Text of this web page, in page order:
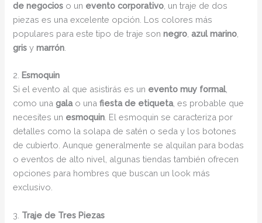
de negocios o un evento corporativo , un traje de dos
piezas es una excelente opción. Los colores más
populares para este tipo de traje sonnegro ,azul marino
gris ymarrón
2. Esmoquin
Si el evento al que asistirás es un evento muy formal,
como unagalao unafiesta de etiqueta, es probable que
necesites un esmoquin. El esmoquin se caracteriza por
detalles como la solapa de satén o seda y los botones
de cubierto. Aunque generalmente se alquilan para bodas
o eventos de alto nivel, algunas tiendas también ofrecen
opciones para hombres que buscan un look más
exclusivo.
3. Traje de Tres Piezas